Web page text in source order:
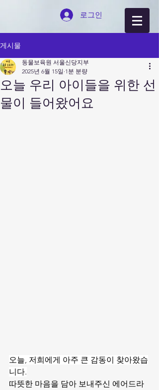
로그인
게시물
오늘 우리 아이들을 위한 선
물이 들어왔어요
동물보육원 서울신당지부
2025년 6월 15일 1분 분량
오늘, 저희에게 아주 큰 감동이 찾아왔습
니다.
따뜻한 마음을 담아 보내주신 에어드라